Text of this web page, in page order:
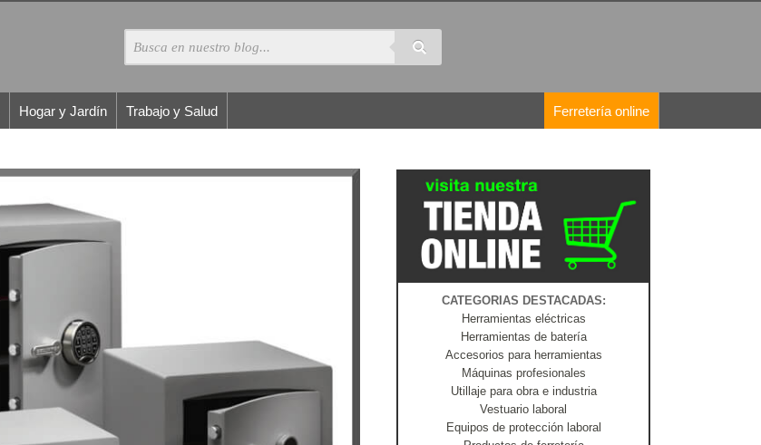
Hogar y Jardín Trabajo y Salud Ferretería online
CATEGORIAS DESTACADAS:
Herramientas eléctricas
Herramientas de batería
Accesorios para herramientas
Máquinas profesionales
Utillaje para obra e industria
Vestuario laboral
Equipos de protección laboral